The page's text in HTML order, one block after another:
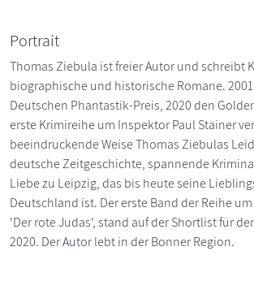
Portrait
Thomas Ziebula ist freier Autor und schreibt
biographische und historische Romane.
Deutschen Phantastik-Preis, 2020 den
erste Krimireihe um Inspektor Paul Stainer
beeindruckende Weise Thomas Ziebulas
deutsche Zeitgeschichte, spannende
Liebe zu Leipzig, das bis heute seine
Deutschland ist. Der erste Band der Reihe
'Der rote Judas', stand auf der Shortlist für
2020. Der Autor lebt in der Bonner Region.